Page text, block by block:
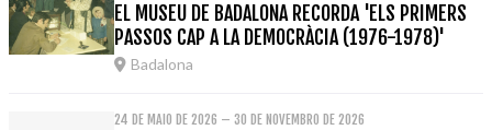
EL MUSEU DE BADALONA RECORDA 'ELS PRIMERS
PASSOS CAP A LA DEMOCRÀCIA (1976-1978)'
Badalona
24 DE MAIO DE 2026 – 30 DE NOVEMBRO DE 2026